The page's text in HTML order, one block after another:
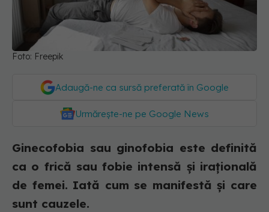
Foto: Freepik
Adaugă-ne ca sursă preferată în Google
Urmărește-ne pe Google News
Ginecofobia sau ginofobia este definită
ca o frică sau fobie intensă și irațională
de femei. Iată cum se manifestă și care
sunt cauzele.